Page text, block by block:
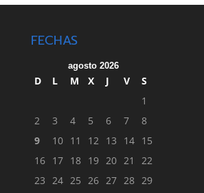
FECHAS
agosto 2026
D L M X J V
S
1
2
3 4 5 6 7
8
9
10 11 12 13 14 15
16 17 18 19 20 21
22
23 24 25 26 27 28 29